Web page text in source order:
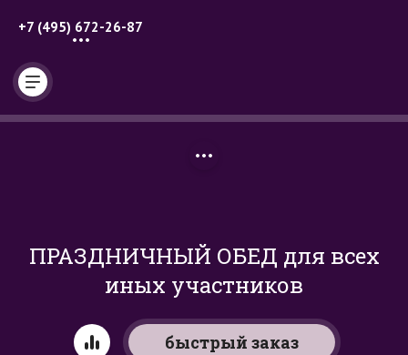
+7 (495) 672-26-87
Главная / Магазин /
Целевой взнос на проведение мероприятия
ОБЕД для всех иных участников
ПРАЗДНИЧНЫЙ ОБЕД для всех
иных участников
быстрый заказ